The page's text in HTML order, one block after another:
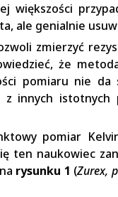
większości
ale genialnie
zmierzyć
że
pomiaru nie
innych istotnych
pomiar
ten naukowiec
rysunku 1 (Zurex,